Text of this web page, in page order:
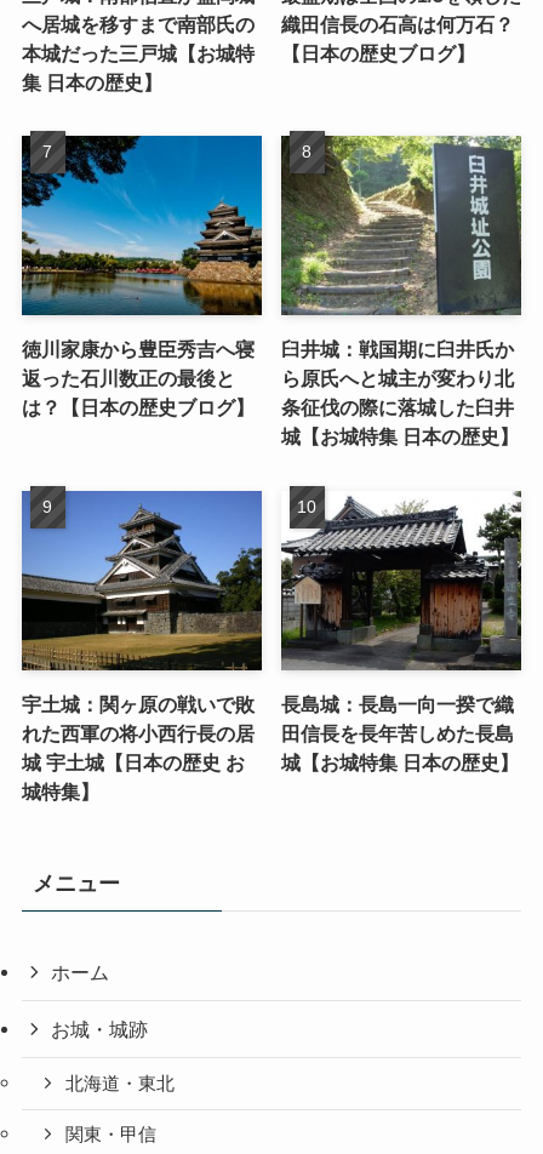
へ居城を移すまで南部氏の
本城だった三戸城【お城特
集 日本の歴史】
織田信長の石高は何万石？
【日本の歴史ブログ】
徳川家康から豊臣秀吉へ寝
返った石川数正の最後と
は？【日本の歴史ブログ】
臼井城：戦国期に臼井氏か
ら原氏へと城主が変わり北
条征伐の際に落城した臼井
城【お城特集 日本の歴史】
宇土城：関ヶ原の戦いで敗
れた西軍の将小西行長の居
城 宇土城【日本の歴史 お
城特集】
長島城：長島一向一揆で織
田信長を長年苦しめた長島
城【お城特集 日本の歴史】
メニュー
ホーム
お城・城跡
北海道・東北
関東・甲信